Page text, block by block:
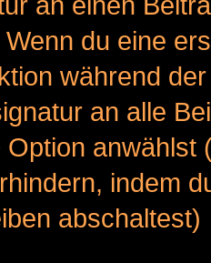
Wenn du eine
während
an alle
anwählst
indem
abschaltest)